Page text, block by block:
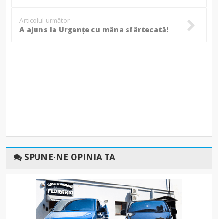
Articolul următor
A ajuns la Urgențe cu mâna sfârtecată!
SPUNE-NE OPINIA TA